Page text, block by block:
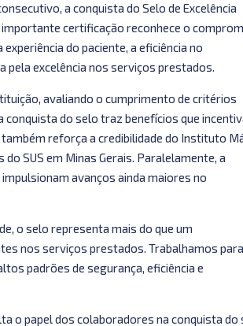
a conquista do Selo de Excelência
certificação reconhece o
do paciente, a eficiência no
pela excelência nos serviços prestados.
avaliando o cumprimento de critérios
do selo traz benefícios que
reforça a credibilidade do Instituto
SUS em Minas Gerais. Paralelamente, a
avanços ainda maiores no
o selo representa mais do que um
nos serviços prestados. Trabalhamos para
padrões de segurança, eficiência e
o papel dos colaboradores na conquista do